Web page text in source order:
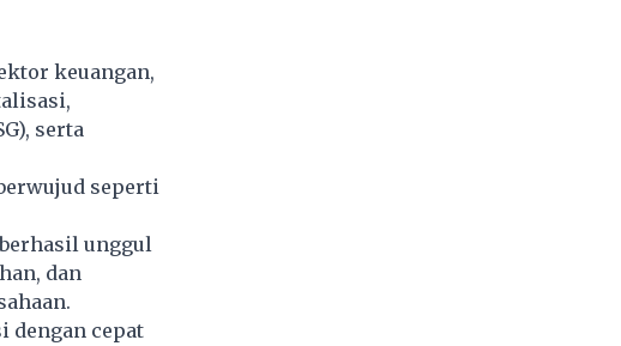
keuangan,
serta
seperti
unggul
dan
dengan cepat